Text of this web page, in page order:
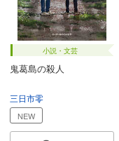
小説・文芸
鬼葛島の殺人
三日市零
NEW